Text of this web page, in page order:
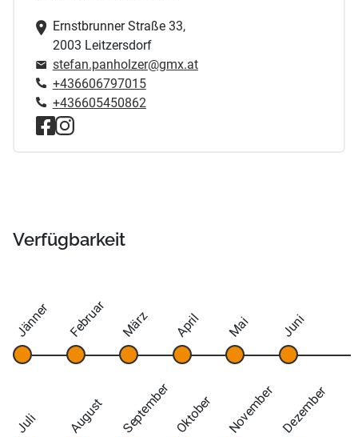
Ernstbrunner Straße 33,
2003 Leitzersdorf
stefan.panholzer@gmx.at
+436606797015
+436605450862
Verfügbarkeit
Jänner Februar März April Mai Juni
Juli August September Oktober November Dezember